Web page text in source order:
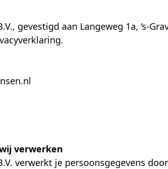
gevestigd aan Langeweg 1a, ‘s-
verwerken
verwerkt je persoonsgegevens